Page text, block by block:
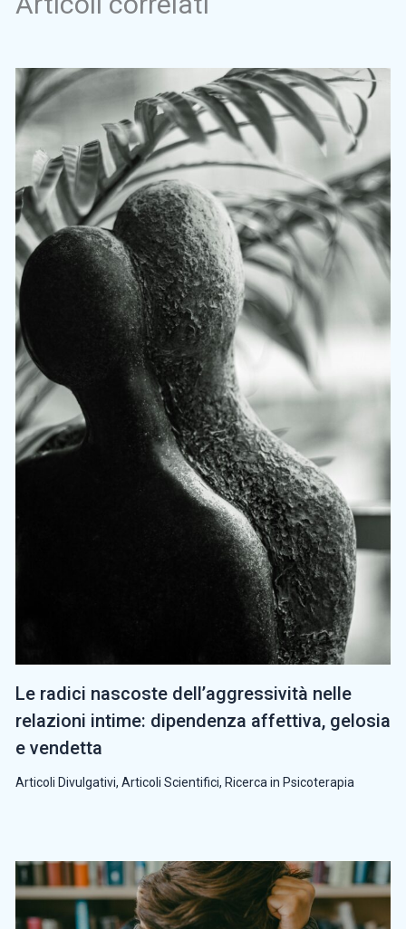
Le radici nascoste dell’aggressività nelle
relazioni intime: dipendenza affettiva, gelosia
e vendetta
Articoli Divulgativi, Articoli Scientifici, Ricerca in Psicoterapia